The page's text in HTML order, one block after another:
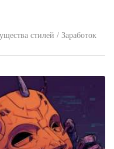
стилей / Заработок